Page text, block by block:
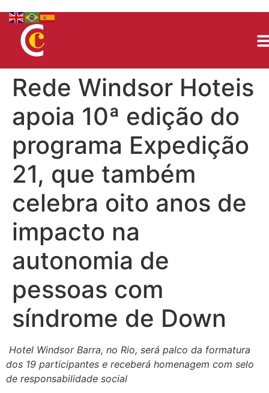
Rede Windsor Hoteis
apoia 10ª edição do
programa Expedição
21, que também
celebra oito anos de
impacto na
autonomia de
pessoas com
síndrome de Down
Hotel Windsor Barra, no Rio, será palco da formatura
dos 19 participantes e receberá homenagem com selo
de responsabilidade social